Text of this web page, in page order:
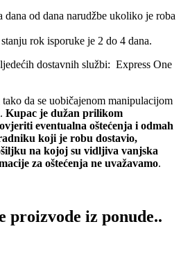
od dana narudžbe ukoliko je roba
rok isporuke je 2 do 4 dana.
dostavnih službi: Express One
da se uobičajenom manipulacijom
Kupac je dužan prilikom
eventualna oštećenja i odmah
koji je robu dostavio,
na kojoj su vidljiva vanjska
za oštećenja ne uvažavamo.
proizvode iz ponude..